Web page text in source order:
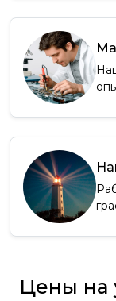
Цены на